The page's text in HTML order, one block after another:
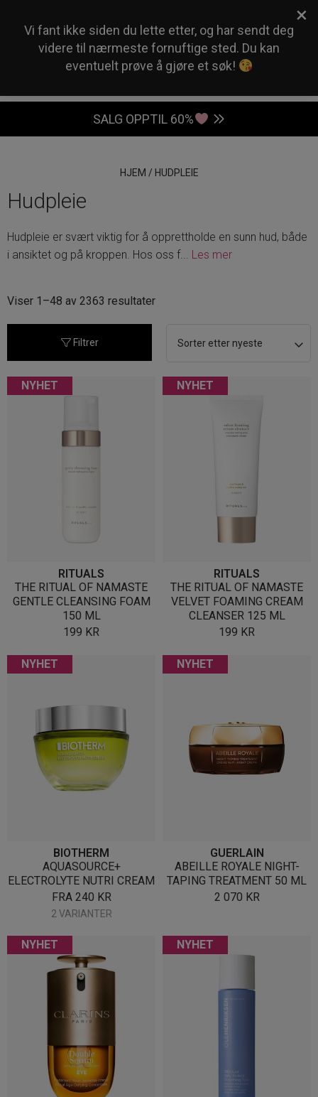
0
SALG OPPTIL 60%
HJEM / HUDPLEIE
Hudpleie
Hudpleie er svært viktig for å opprettholde en sunn hud, både
i ansiktet og på kroppen. Hos oss f... Les mer
Viser 1–48 av 2363 resultaterSortert
nyeste
Filtrer
NYHET
RITUALS
THE RITUAL OF NAMASTE
GENTLE CLEANSING FOAM
150 ML
199 KR
NYHET
RITUALS
THE RITUAL OF NAMASTE
VELVET FOAMING CREAM
CLEANSER 125 ML
199 KR
NYHET
BIOTHERM
AQUASOURCE+
ELECTROLYTE NUTRI CREAM
FRA 240 KR
2 VARIANTER
NYHET
GUERLAIN
ABEILLE ROYALE NIGHT-
TAPING TREATMENT 50 ML
2 070 KR
NYHET NYHET
×
Vi fant ikke siden du lette etter, og har sendt deg
videre til nærmeste fornuftige sted. Du kan
eventuelt prøve å gjøre et søk!